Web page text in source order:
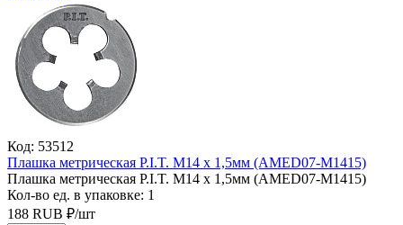
Код: 53512
Плашка метрическая P.I.T. M14 x 1,5мм (AMED07-M1415)
Плашка метрическая P.I.T. M14 x 1,5мм (AMED07-M1415)
Кол-во ед. в упаковке: 1
188 RUB ₽/шт